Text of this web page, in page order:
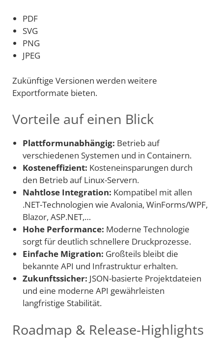
PDF
SVG
PNG
JPEG
Zukünftige Versionen werden weitere
Exportformate bieten.
Vorteile auf einen Blick
Plattformunabhängig: Betrieb auf
verschiedenen Systemen und in Containern.
Kosteneffizient: Kosteneinsparungen durch
den Betrieb auf Linux-Servern.
Nahtlose Integration: Kompatibel mit allen
.NET-Technologien wie Avalonia, WinForms/WPF,
Blazor, ASP.NET,…
Hohe Performance: Moderne Technologie
sorgt für deutlich schnellere Druckprozesse.
Einfache Migration: Großteils bleibt die
bekannte API und Infrastruktur erhalten.
Zukunftssicher: JSON-basierte Projektdateien
und eine moderne API gewährleisten
langfristige Stabilität.
Roadmap & Release-Highlights